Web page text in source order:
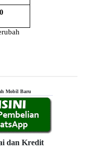
Mobil Baru
dan Kredit